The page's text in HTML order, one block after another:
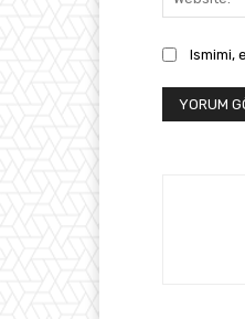
Ismimi,